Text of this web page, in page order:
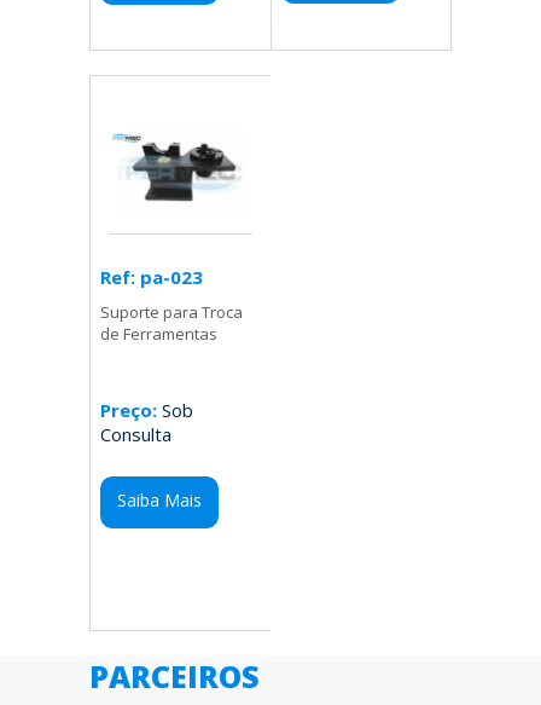
Ref: pa-023
Suporte para Troca
de Ferramentas
Preço: Sob
Consulta
Saiba Mais
PARCEIROS